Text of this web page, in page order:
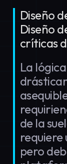
Diseño
Diseño
críticas
La
de la
pero